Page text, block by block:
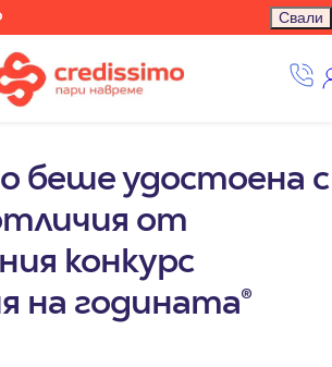
Свали
беше удостоена с
от
конкурс
на годината®